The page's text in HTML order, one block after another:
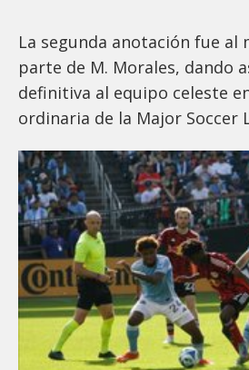
La segunda anotación fue al
parte de M. Morales, dando
definitiva al equipo celeste
ordinaria de la Major Soccer